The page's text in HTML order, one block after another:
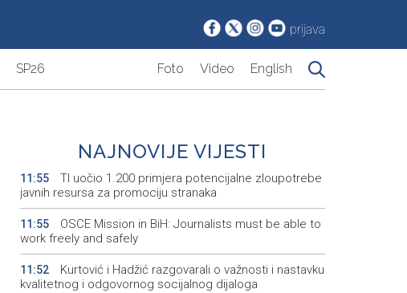
prijava
SP26 Foto Video English
NAJNOVIJE VIJESTI
11:55
TI uočio 1.200 primjera potencijalne zloupotrebe
javnih resursa za promociju stranaka
11:55
OSCE Mission in BiH: Journalists must be able to
work freely and safely
11:52
Kurtović i Hadžić razgovarali o važnosti i nastavku
kvalitetnog i odgovornog socijalnog dijaloga